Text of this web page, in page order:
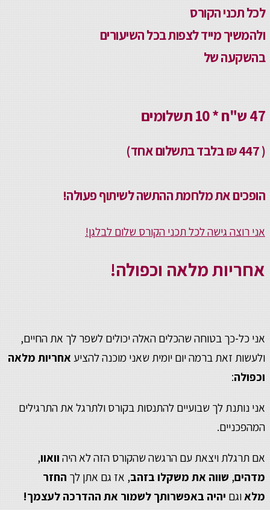
לכל תכני הקורס
ולהמשיך מייד לצפות בכל השיעורים
בהשקעה של
47 ש"ח * 10 תשלומים
( 447 ₪ בלבד בתשלום אחד)
הופכים את מלחמת ההתשה לשיתוף פעולה!
אני רוצה גישה לכל תכני הקורס שלום לבלגן!
אחריות מלאה וכפולה!
אני כל-כך בטוחה שהכלים האלה יכולים לשפר לך את החיים,
ולעשות זאת ברמה יום יומיתשאני מוכנה להציע אחריות מלאה
וכפולה:
אני נותנת לך שבועיים להתנסות בקורס ולתרגל את התרגילים
המהפכניים.
אם תרגלתויצאת עם הרגשה שהקורס הזה לא היה וואוו,
מדהים, שווה את משקלו בזהב, אז גם אתן לך החזר
מלאוגם יהיה באפשרותך לשמור את ההדרכה לעצמך!